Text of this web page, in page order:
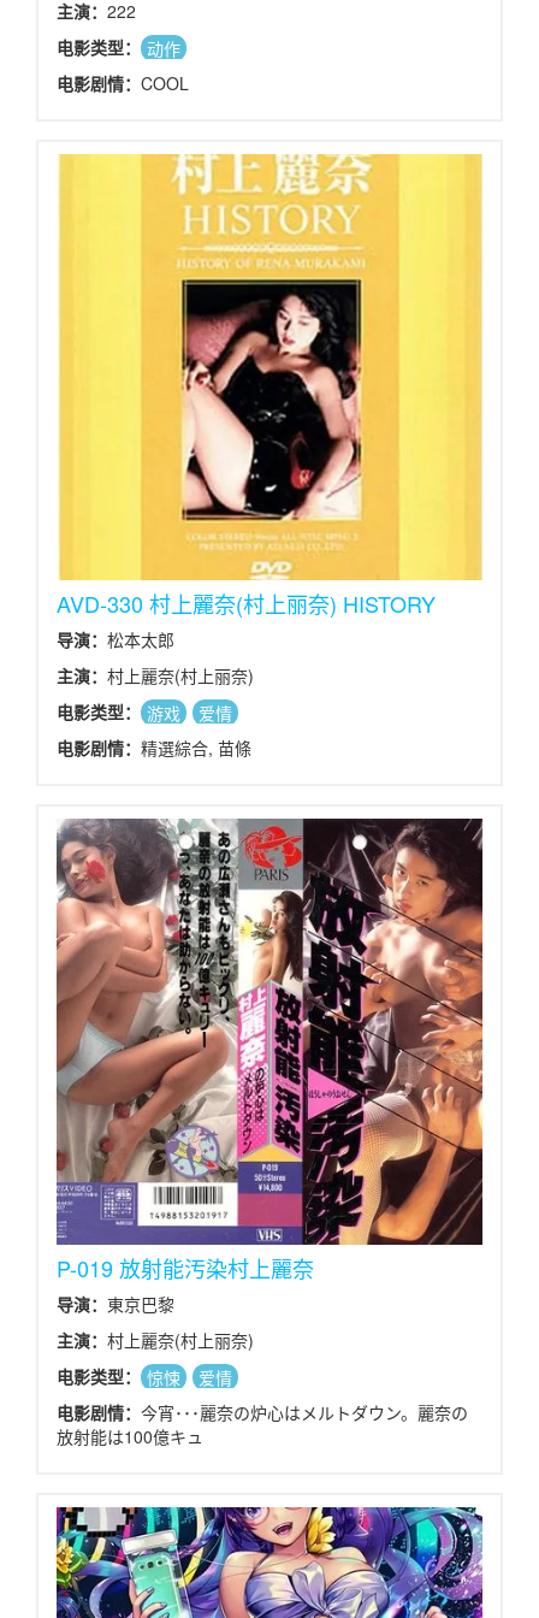
主演： 222
电影类型：
动作
电影剧情： COOL
AVD-330 村上麗奈(村上丽奈) HISTORY
导演： 松本太郎
主演： 村上麗奈(村上丽奈)
电影类型：
游戏
爱情
电影剧情： 精選綜合, 苗條
P-019 放射能汚染村上麗奈
导演： 東京巴黎
主演： 村上麗奈(村上丽奈)
电影类型：
惊悚
爱情
电影剧情： 今宵･･･麗奈の炉心はメルトダウン。麗奈の
放射能は100億キュ